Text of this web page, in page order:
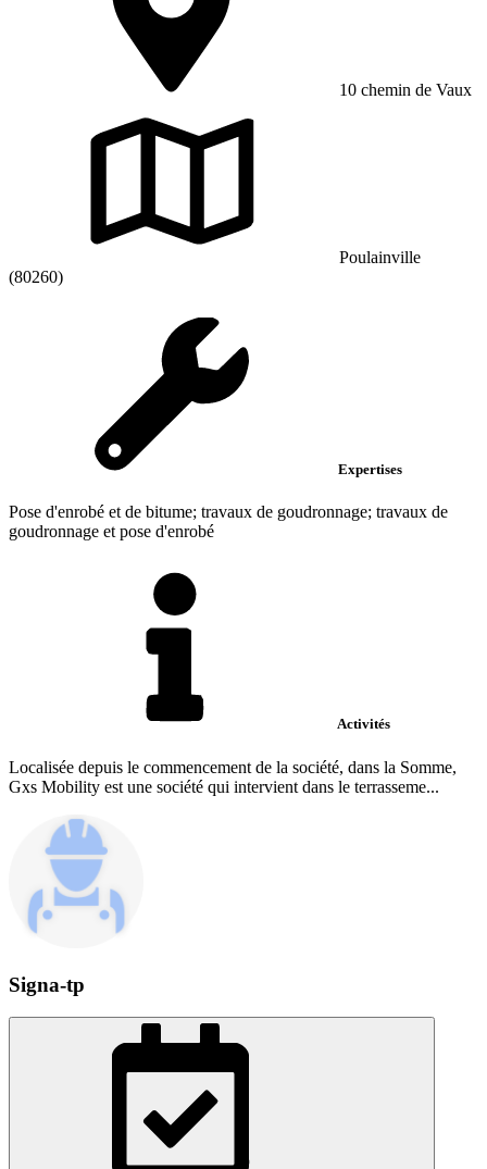
10 chemin de Vaux
Poulainville
(80260)
Expertises
Pose d'enrobé et de bitume; travaux de goudronnage; travaux de
goudronnage et pose d'enrobé
Activités
Localisée depuis le commencement de la société, dans la Somme,
Gxs Mobility est une société qui intervient dans le terrasseme...
Signa-tp